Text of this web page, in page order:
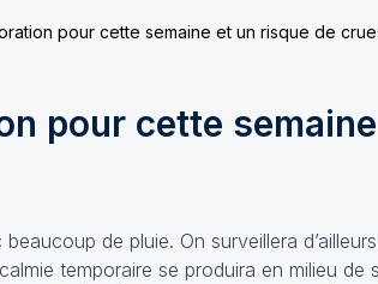
pour cette semaine et un risque de
pour cette
de pluie. On surveillera
temporaire se produira en milieu de